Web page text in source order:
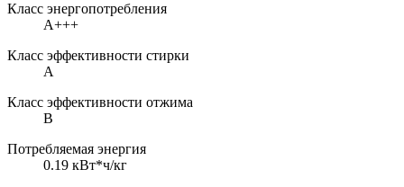
Класс энергопотребления
A+++
Класс эффективности стирки
A
Класс эффективности отжима
B
Потребляемая энергия
0.19 кВт*ч/кг